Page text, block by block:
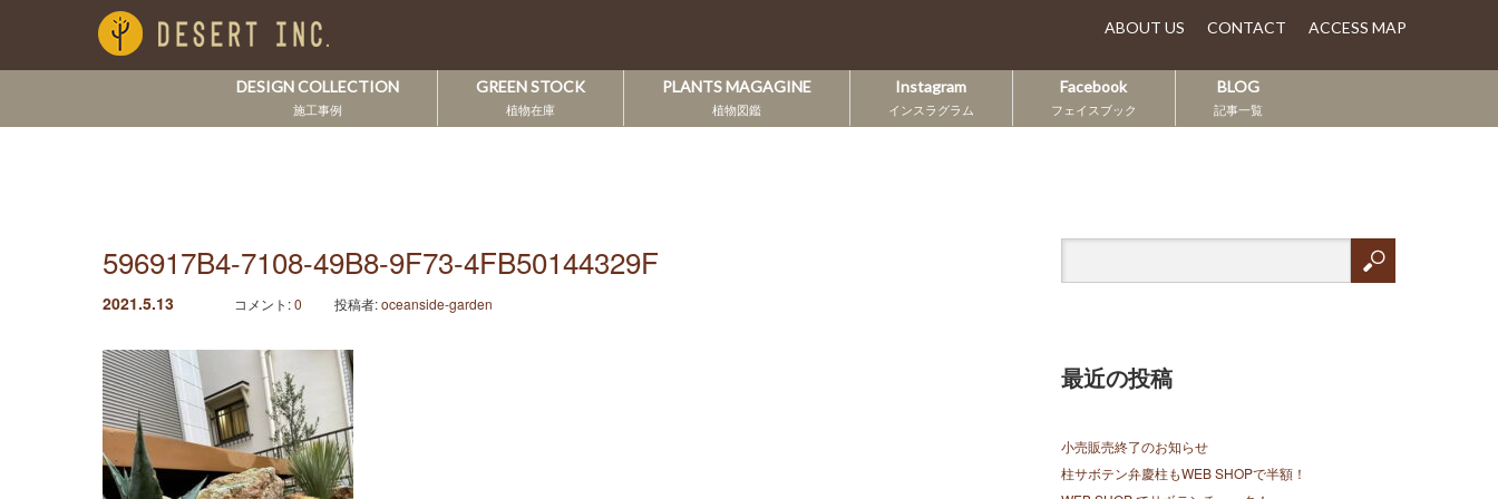
ABOUT US CONTACT ACCESS MAP
DESIGN COLLECTION
施工事例
GREEN STOCK
植物在庫
PLANTS MAGAGINE
植物図鑑
Instagram
インスラグラム
Facebook
フェイスブック
BLOG
記事一覧
596917B4-7108-49B8-9F73-4FB50144329F
2021.5.13 コメント:0 投稿者:oceanside-garden
最近の投稿
小売販売終了のお知らせ
柱サボテン弁慶柱もWEB SHOPで半額！